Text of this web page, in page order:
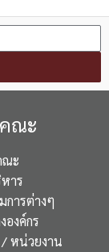
ณะ
ณะ
าร
การต่างๆ
องค์กร
หน่วยงาน